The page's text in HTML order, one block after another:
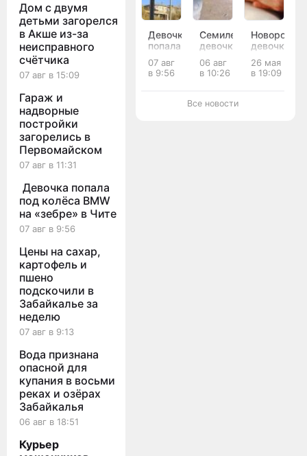
Дом с двумя
детьми загорелся
в Акше из-за
неисправного
счётчика
07 авг в 15:09
Гараж и
надворные
постройки
загорелись в
Первомайском
07 авг в 11:31
Девочка попала
под колёса BMW
на «зебре» в Чите
07 авг в 9:56
Цены на сахар,
картофель и
пшено
подскочили в
Забайкалье за
неделю
07 авг в 9:13
Вода признана
опасной для
купания в восьми
реках и озёрах
Забайкалья
06 авг в 18:51
Курьер
Девочка
попала
под
колёса
BMW
на
07 авг
в 9:56
Семилетняя
девочка
попала
под
колёса
иномарки
во
06 авг
в 10:26
девочке
в селе
Забайкалья
дали
26 мая
в 19:09
Все новости